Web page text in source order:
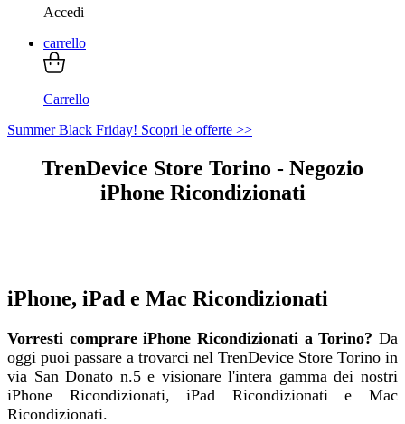
Accedi
carrello
Carrello
Summer Black Friday! Scopri le offerte >>
TrenDevice Store Torino - Negozio
iPhone Ricondizionati
iPhone, iPad e Mac Ricondizionati
Vorresti comprare iPhone Ricondizionati a Torino? Da
oggi puoi passare a trovarci nel TrenDevice Store Torino in
via San Donato n.5 e visionare l'intera gamma dei nostri
iPhone Ricondizionati, iPad Ricondizionati e Mac
Ricondizionati.